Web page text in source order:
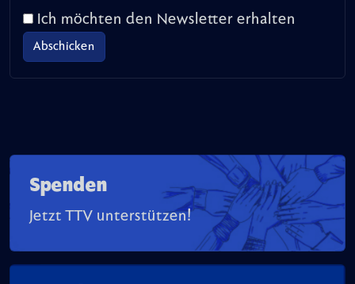
Ich möchten den Newsletter erhalten
Spenden
Jetzt TTV unterstützen!